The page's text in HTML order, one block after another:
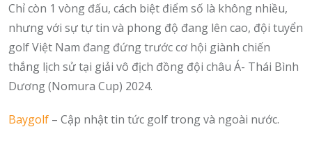
Chỉ còn 1 vòng đấu, cách biệt điểm số là không nhiều,
nhưng với sự tự tin và phong độ đang lên cao, đội tuyển
golf Việt Nam đang đứng trước cơ hội giành chiến
thắng lịch sử tại giải vô địch đồng đội châu Á- Thái Bình
Dương (Nomura Cup) 2024.
Baygolf – Cập nhật tin tức golf trong và ngoài nước.